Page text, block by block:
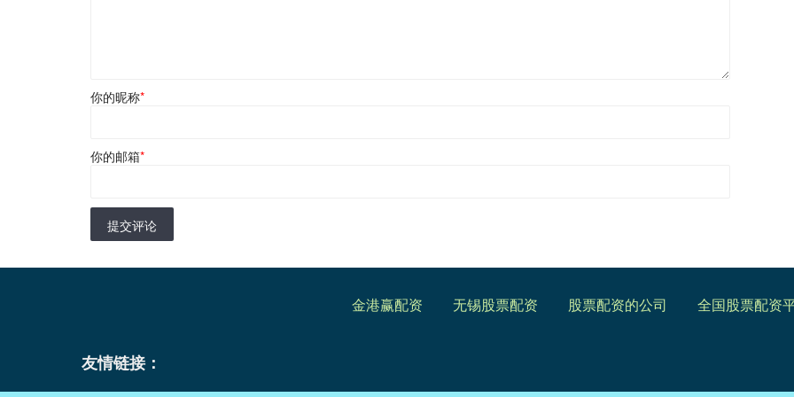
你的昵称*
你的邮箱*
提交评论
金港赢配资 无锡股票配资 股票配资的公司 全国股票配资
友情链接：